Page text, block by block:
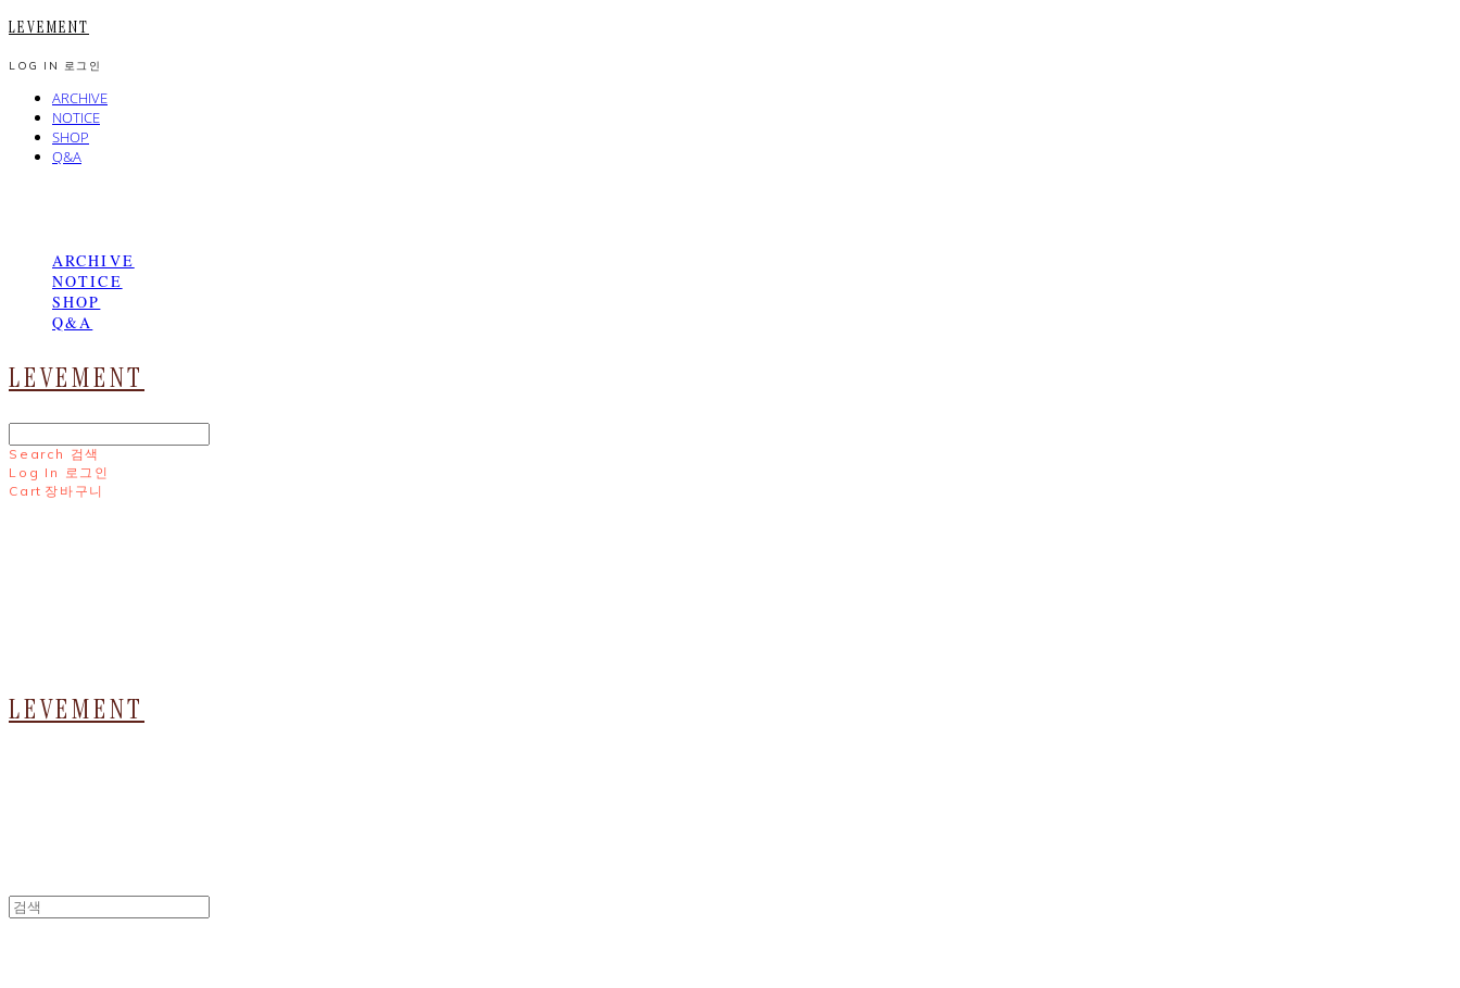
LEVEMENT
LOG IN 로그인
ARCHIVE
NOTICE
SHOP
Q&A
ARCHIVE
NOTICE
SHOP
Q&A
LEVEMENT
Search 검색
Log In 로그인
Cart 장바구니
LEVEMENT